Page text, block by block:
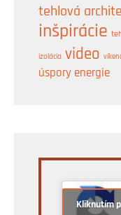
tehlová
inšpirácie
izolácia video
úspory energie
Kliknutím